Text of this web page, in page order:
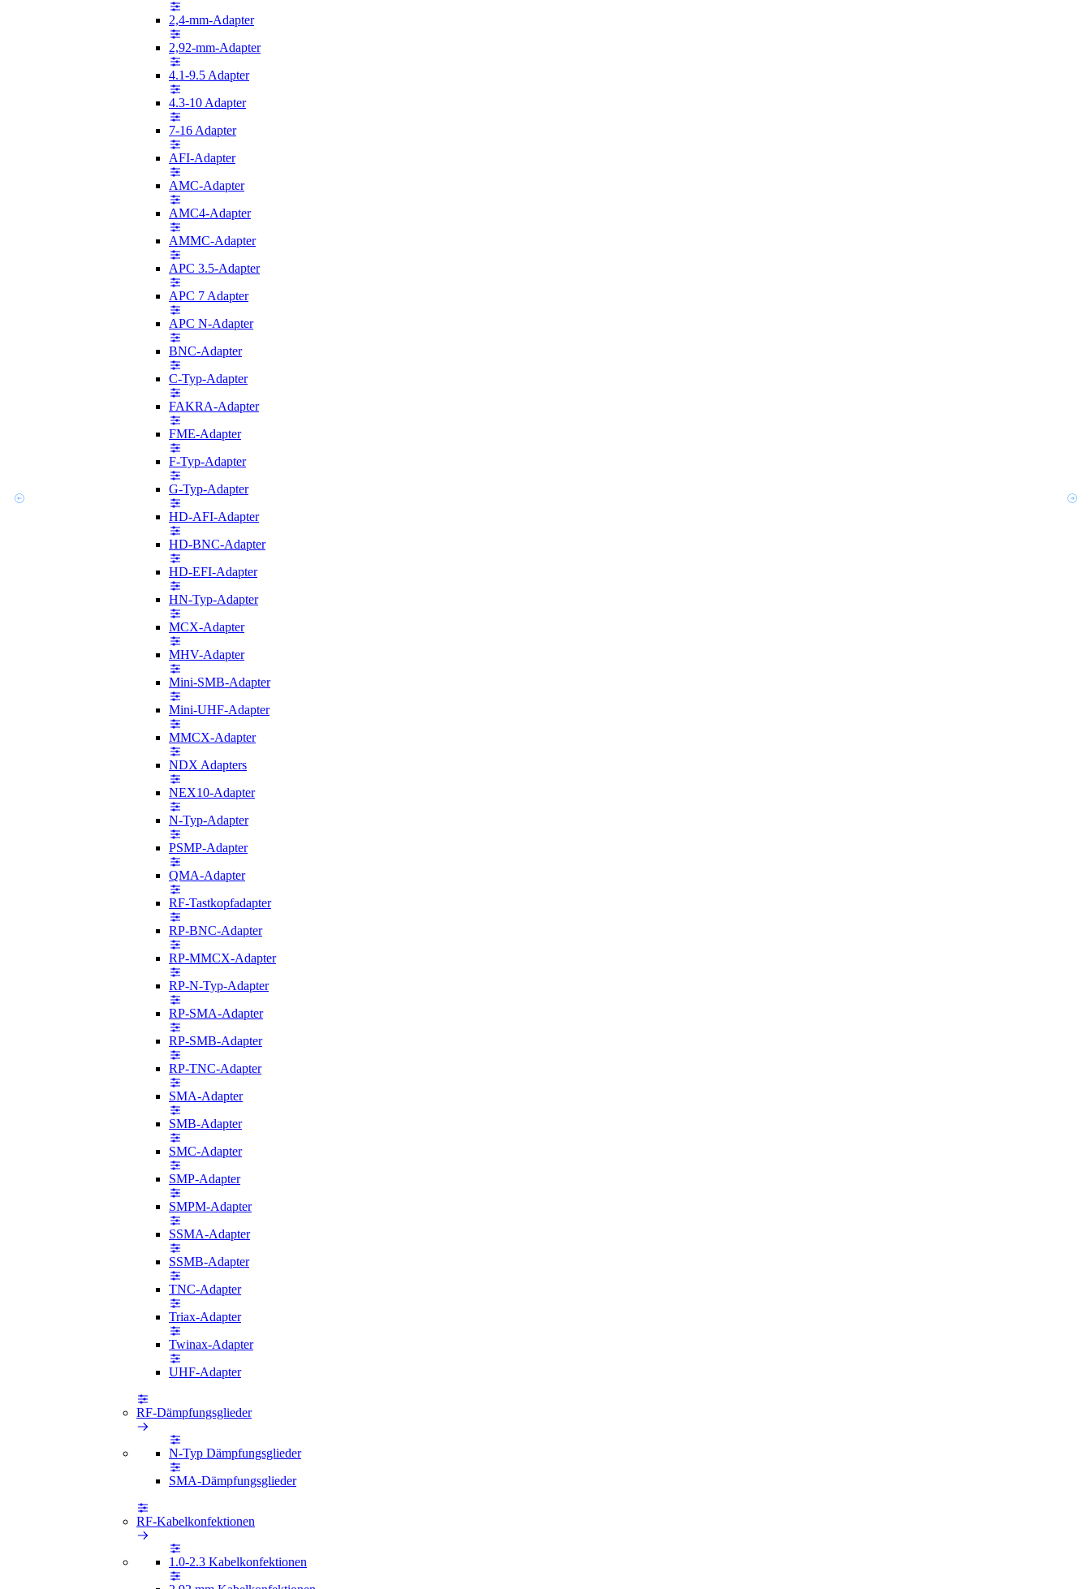
2,4-mm-Adapter
2,92-mm-Adapter
4.1-9.5 Adapter
4.3-10 Adapter
7-16 Adapter
AFI-Adapter
AMC-Adapter
AMC4-Adapter
AMMC-Adapter
APC 3.5-Adapter
APC 7 Adapter
APC N-Adapter
BNC-Adapter
C-Typ-Adapter
FAKRA-Adapter
FME-Adapter
F-Typ-Adapter
G-Typ-Adapter
HD-AFI-Adapter
HD-BNC-Adapter
HD-EFI-Adapter
HN-Typ-Adapter
MCX-Adapter
MHV-Adapter
Mini-SMB-Adapter
Mini-UHF-Adapter
MMCX-Adapter
NDX Adapters
NEX10-Adapter
N-Typ-Adapter
PSMP-Adapter
QMA-Adapter
RF-Tastkopfadapter
RP-BNC-Adapter
RP-MMCX-Adapter
RP-N-Typ-Adapter
RP-SMA-Adapter
RP-SMB-Adapter
RP-TNC-Adapter
SMA-Adapter
SMB-Adapter
SMC-Adapter
SMP-Adapter
SMPM-Adapter
SSMA-Adapter
SSMB-Adapter
TNC-Adapter
Triax-Adapter
Twinax-Adapter
UHF-Adapter
RF-Dämpfungsglieder
N-Typ Dämpfungsglieder
SMA-Dämpfungsglieder
RF-Kabelkonfektionen
1.0-2.3 Kabelkonfektionen